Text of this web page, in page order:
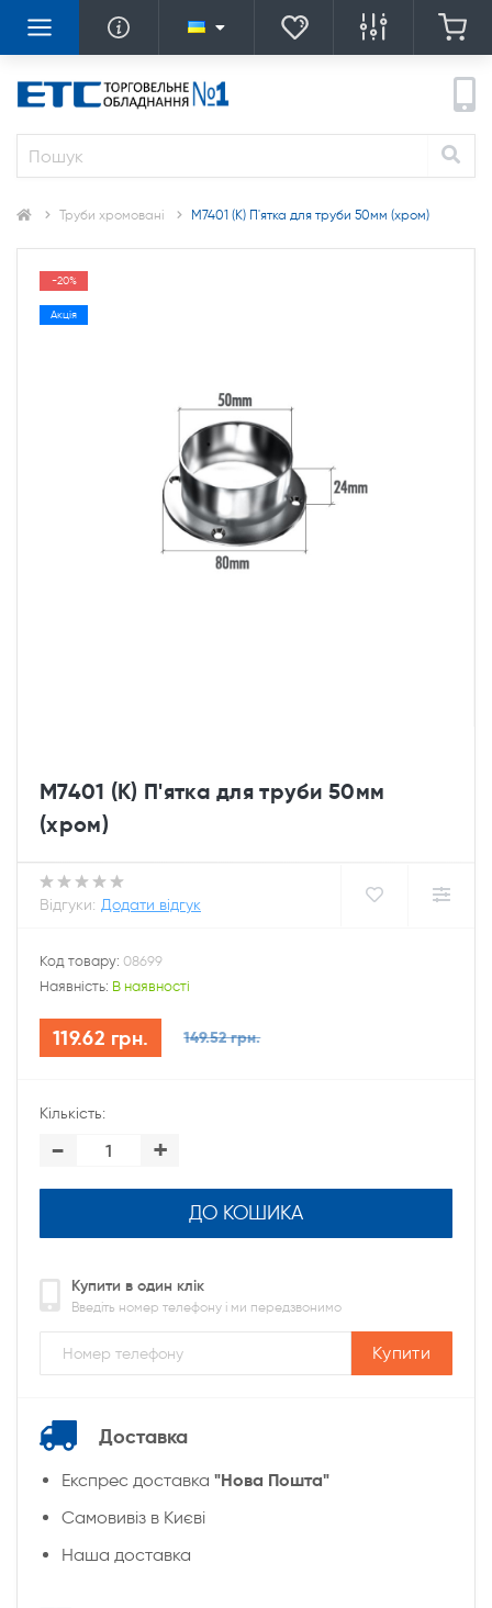
Труби хромовані M7401 (К) П'ятка для труби 50мм (хром)
-20%
Акція
M7401 (К) П'ятка для труби 50мм
(хром)
Відгуки: Додати відгук
Код товару: 08699
Наявність: В наявності
119.62 грн. 149.52 грн.
Кількість:
- +
ДО КОШИКА
Купити в один клік
Введіть номер телефону і ми передзвонимо
Купити
Доставка
Експрес доставка "Нова Пошта"
Cамовивіз в Києві
Наша доставка